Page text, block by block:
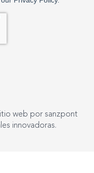
web por sanzpont
innovadoras.